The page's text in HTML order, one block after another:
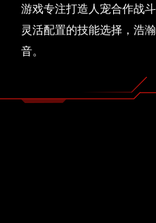
游戏专注打造人宠合作战
灵活配置的技能选择，浩
音。